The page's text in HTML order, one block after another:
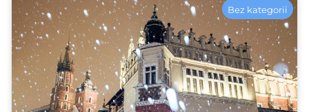
Bez kategorii